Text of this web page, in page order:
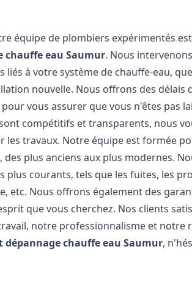
équipe de plombiers expérimentés
chauffe eau Saumur. Nous
à votre système de chauffe-eau,
nouvelle. Nous offrons des délais
vous assurer que vous n'êtes pas
compétitifs et transparents, nous
les travaux. Notre équipe est formée
des plus anciens aux plus modernes.
plus courants, tels que les fuites, les
etc. Nous offrons également des
que vous cherchez. Nos clients
notre professionnalisme et notre
chauffe eau Saumur,